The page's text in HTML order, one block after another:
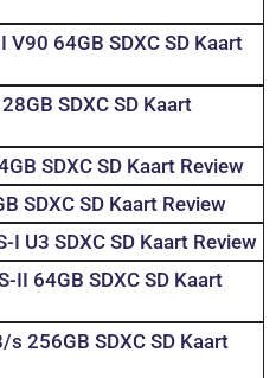
64GB SDXC SD Kaart
SDXC SD Kaart
SDXC SD Kaart Review
SDXC SD Kaart Review
U3 SDXC SD Kaart Review
II 64GB SDXC SD Kaart
256GB SDXC SD Kaart